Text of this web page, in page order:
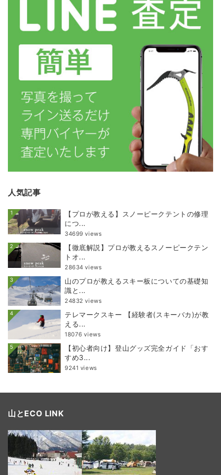
人気記事
1
【プロが教える】スノーピークテントの修理
につ...
34699 views
2
【徹底解説】プロが教えるスノーピークテン
トオ...
28634 views
3
山のプロが教えるスキー板についての基礎知
識と...
24832 views
4
テレマークスキー 【経験者(スキーバカ)が教
える...
18076 views
5
【初心者向け】登山グッズ完全ガイド「おす
すめ3...
9241 views
山とECO LINK